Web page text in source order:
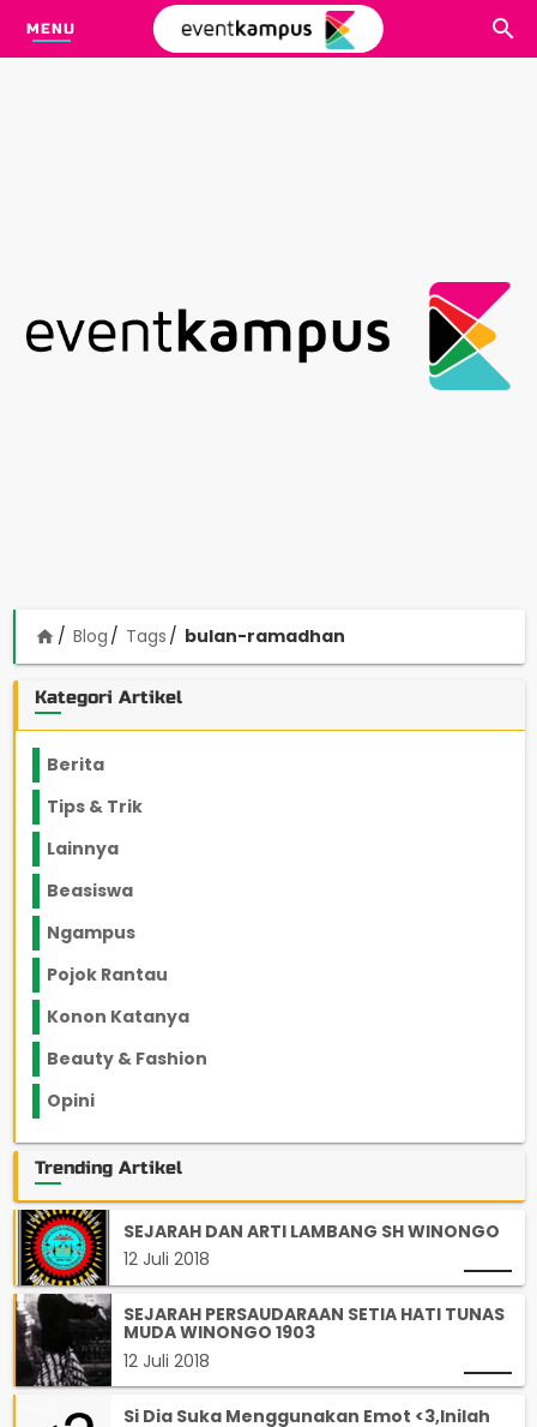
MENU
home Blog Tags bulan-ramadhan
Kategori Artikel
Berita
Tips & Trik
Lainnya
Beasiswa
Ngampus
Pojok Rantau
Konon Katanya
Beauty & Fashion
Opini
Trending Artikel
SEJARAH DAN ARTI LAMBANG SH WINONGO
12 Juli 2018
SEJARAH PERSAUDARAAN SETIA HATI TUNAS
MUDA WINONGO 1903
12 Juli 2018
Si Dia Suka Menggunakan Emot <3,Inilah